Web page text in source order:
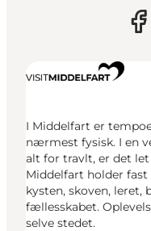
I Middelfart er
nærmest fysisk. I en
alt for travlt, er det
Middelfart holder
kysten, skoven, leret,
fællesskabet.
selve stedet.